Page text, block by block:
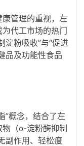
管理的重视，左
代工市场的热门
淀粉吸收”与“促进
品及功能性食品
”概念，结合了左
（α-淀粉酶抑制
副作用、轻松瘦